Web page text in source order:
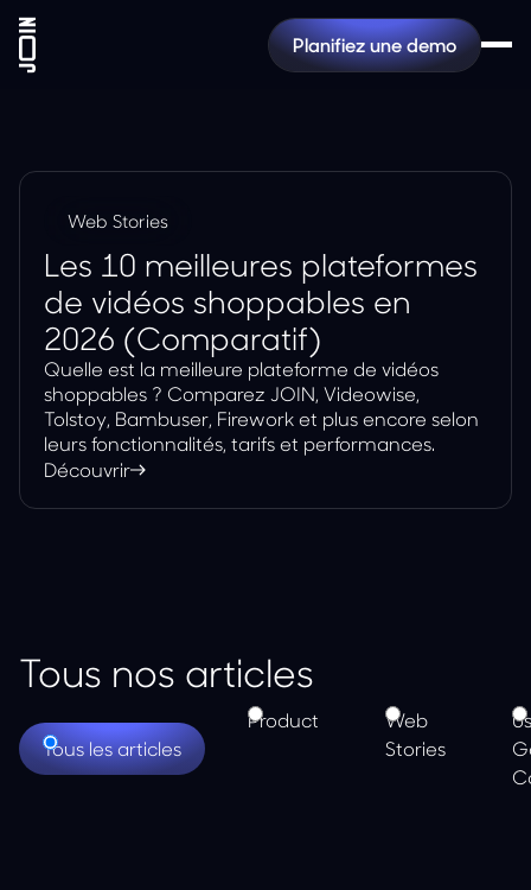
Planifiez une demo
Web Stories
Les 10 meilleures plateformes
de vidéos shoppables en
2026 (Comparatif)
Quelle est la meilleure plateforme de vidéos
shoppables ? Comparez JOIN, Videowise,
Tolstoy, Bambuser, Firework et plus encore selon
leurs fonctionnalités, tarifs et performances.
Découvrir
Tous nos articles
Tous les articles
Product
Web
Stories